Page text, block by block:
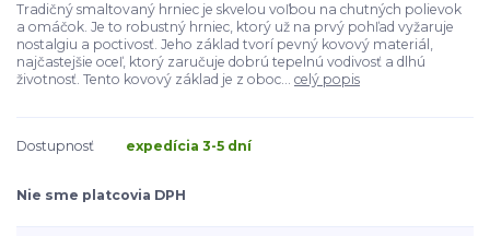
Tradičný smaltovaný hrniec je skvelou voľbou na chutných polievok
a omáčok. Je to robustný hrniec, ktorý už na prvý pohľad vyžaruje
nostalgiu a poctivosť. Jeho základ tvorí pevný kovový materiál,
najčastejšie oceľ, ktorý zaručuje dobrú tepelnú vodivosť a dlhú
životnosť. Tento kovový základ je z oboc... celý popis
Dostupnosť expedícia 3-5 dní
Nie sme platcovia DPH